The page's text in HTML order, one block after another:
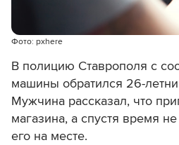
Фото: pxhere
В полицию Ставрополя с
машины обратился 26-
Мужчина рассказал, что
магазина, а спустя время
его на месте.